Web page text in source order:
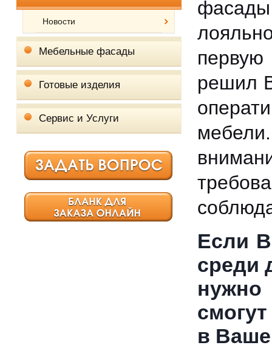
Новости
Мебельные фасады
Готовые изделия
Сервис и Услуги
решил
Если
среди
в